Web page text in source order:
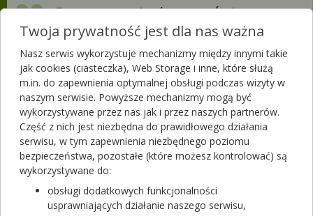
Czy mogę jednocześnie
wziąćketonal Forte100 mg
ilorafen1mg
Dotyczy:Kobieta, 58 lat
Odpowiedzi farmaceutów
doraźnie można
2026-06-03
Twoja prywatność jest dla nas ważna
Nasz serwis wykorzystuje mechanizmy między innymi takie
jak cookies (ciasteczka), Web Storage i inne, które służą
m.in. do zapewnienia optymalnej obsługi podczas wizyty w
naszym serwisie. Powyższe mechanizmy mogą być
wykorzystywane przez nas jak i przez naszych partnerów.
Część z nich jest niezbędna do prawidłowego działania
serwisu, w tym zapewnienia niezbędnego poziomu
bezpieczeństwa, pozostałe (które możesz kontrolować) są
wykorzystywane do:
obsługi dodatkowych funkcjonalności
usprawniających działanie naszego serwisu,